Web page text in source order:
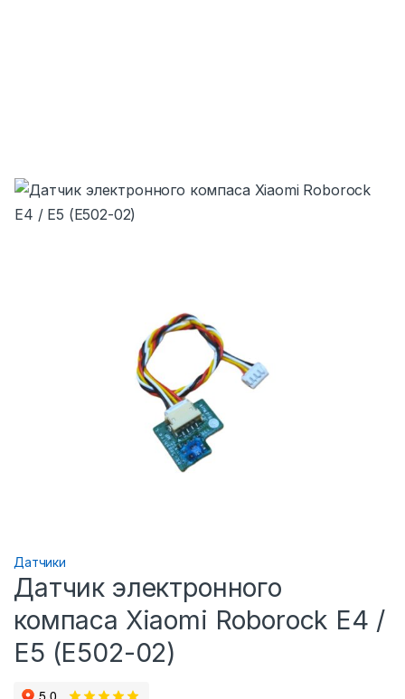
Датчики
Датчик электронного
компаса Xiaomi Roborock E4 /
E5 (E502-02)